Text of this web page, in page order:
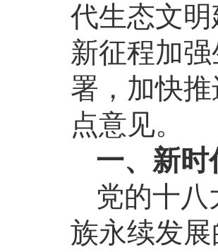
代生态文
新征程加
署，加快
点意见。
一、新时
党的十
族永续发